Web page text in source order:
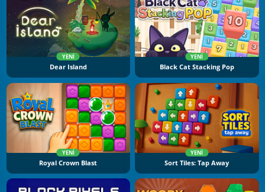
YENI
Dear Island
YENI
Black Cat Stacking Pop
YENI
Royal Crown Blast
YENI
Sort Tiles: Tap Away